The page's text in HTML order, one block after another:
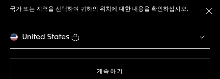
국가 또는 지역을 선택하여 귀하의 위치에 대한 내용을 확인하십시오.
United States
웹사이트에서
계속하기